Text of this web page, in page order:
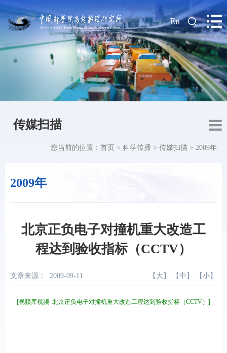
| En
传媒扫描
2009年
您当前的位置： 首页 > 科学传播 > 传媒扫描 > 2009年
北京正负电子对撞机重大改造工
程达到验收指标（CCTV）
文章来源： 2009-09-11 【 大 】 【 中 】 【 小 】
[视频库视频: 北京正负电子对撞机重大改造工程达到验收指标（CCTV）]